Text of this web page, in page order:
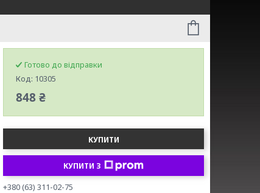
Готово до відправки
Код: 10305
848 ₴
КУПИТИ
КУПИТИ З
+380 (63) 311-02-75